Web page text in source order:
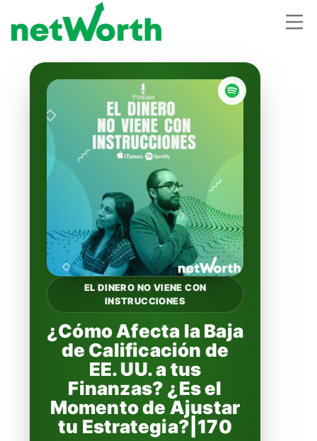
EL DINERO NO VIENE CON
INSTRUCCIONES
¿Cómo Afecta la Baja
de Calificación de
EE. UU. a tus
Finanzas? ¿Es el
Momento de Ajustar
tu Estrategia?|170